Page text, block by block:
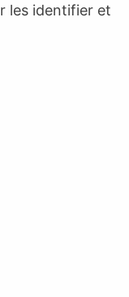
les identifier et